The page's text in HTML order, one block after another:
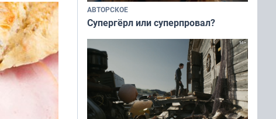
АВТОРСКОЕ
Супергёрл или суперпровал?